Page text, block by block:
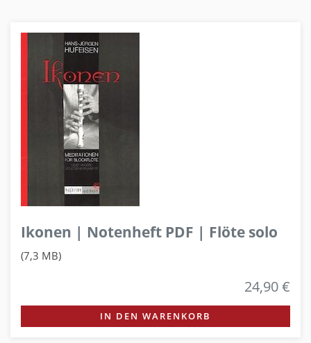
Ikonen | Notenheft PDF | Flöte solo
(7,3 MB)
24,90 €
IN DEN WARENKORB